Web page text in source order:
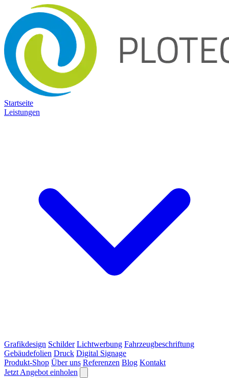
Startseite
Leistungen
Grafikdesign Schilder Lichtwerbung Fahrzeugbeschriftung
Gebäudefolien Druck Digital Signage
Produkt-Shop Über uns Referenzen Blog Kontakt
Jetzt Angebot einholen